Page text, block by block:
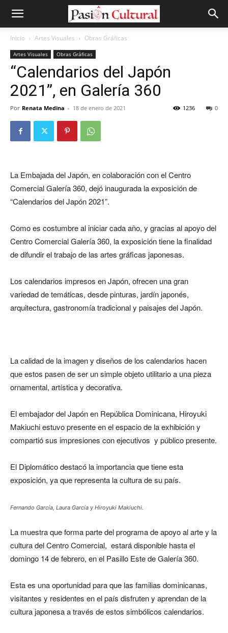
Inicio Artes Visuales Obras Gráficas
Artes Visuales Obras Gráficas
“Calendarios del Japón
2021”, en Galería 360
Por Renata Medina - 18 de enero de 2021 0
1236
La Embajada del Japón, en colaboración con el Centro
Comercial Galería 360, dejó inaugurada la exposición de
“Calendarios del Japón 2021”.
Como es costumbre al iniciar cada año, y gracias al apoyo del
Centro Comercial Galería 360, la exposición tiene la finalidad
de difundir el trabajo de las artes gráficas japonesas.
Los calendarios impresos en Japón, ofrecen una gran
variedad de temáticas, desde pinturas, jardín japonés,
arquitectura, gastronomía tradicional y paisajes del Japón.
La calidad de la imagen y diseños de los calendarios hacen
que estos pasen de ser un simple objeto utilitario a una pieza
ornamental, artística y decorativa.
El embajador del Japón en República Dominicana, Hiroyuki
Makiuchi estuvo presente en el espacio de la exhibición y
compartió sus impresiones con ejecutivos y público presente.
El Diplomático destacó la importancia que tiene esta
exposición, ya que representa la cultura de su país.
Fernando García, Laura García y Hiroyuki Makiuchi.
La muestra que forma parte del programa de apoyo al arte y la
cultura del Centro Comercial, estará disponible hasta el
domingo 14 de febrero, en el Pasillo Este de Galería 360.
Esta es una oportunidad para que las familias dominicanas,
visitantes y residentes en el país disfruten y aprendan de la
cultura japonesa a través de estos simbólicos calendarios.